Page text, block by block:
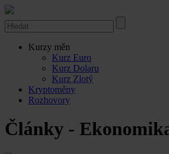
Kurzy měn
Kurz Euro
Kurz Dolaru
Kurz Zlotý
Kryptoměny
Rozhovory
Články -